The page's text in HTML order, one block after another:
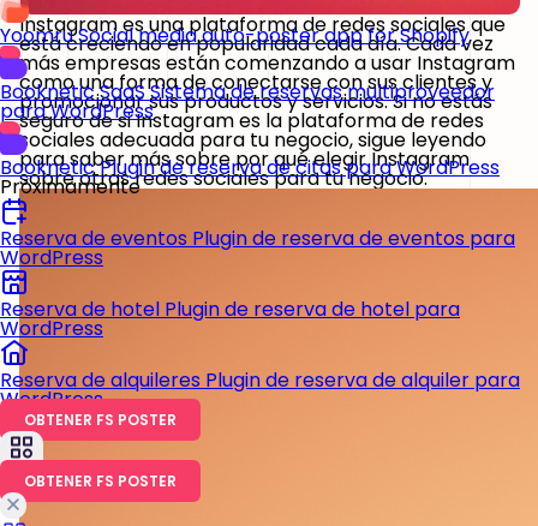
YoomruSocial media auto-poster app for Shopify
Booknetic SaaS Sistema de reservas multiproveedor
para WordPress
BookneticPlugin de reserva de citas para WordPress
Próximamente
Reserva de eventos Plugin de reserva de eventos para
WordPress
Reserva de hotel Plugin de reserva de hotel para
WordPress
Reserva de alquileres Plugin de reserva de alquiler para
WordPress
OBTENER FS POSTER
OBTENER FS POSTER
Instagram es una plataforma de redes sociales que
está creciendo en popularidad cada día. Cada vez
más empresas están comenzando a usar Instagram
como una forma de conectarse con sus clientes y
promocionar sus productos y servicios. Si no estás
seguro de si Instagram es la plataforma de redes
sociales adecuada para tu negocio, sigue leyendo
para saber más sobre por qué elegir Instagram
sobre otras redes sociales para tu negocio.